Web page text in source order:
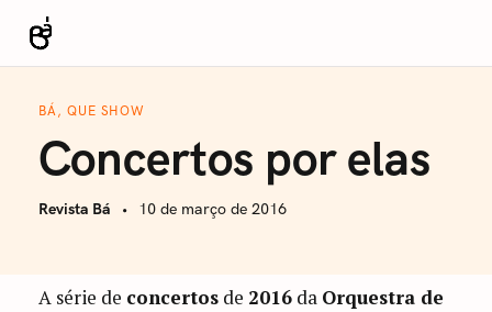
i
Revista Bá
BÁ, QUE SHOW
Concertos por elas
Revista Bá 10 de março de 2016
A série de concertos de 2016 da Orquestra de